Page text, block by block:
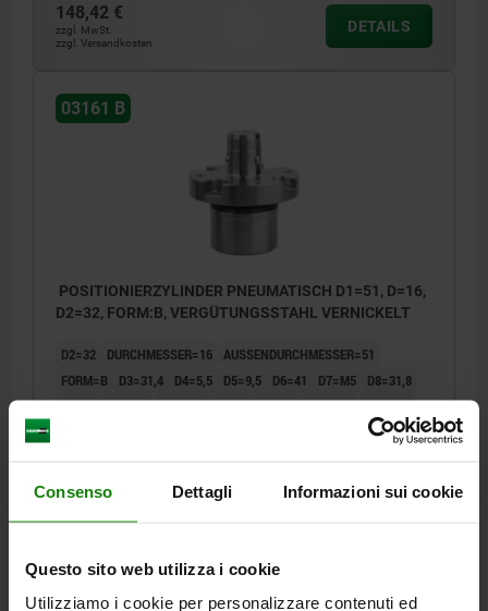
Consenso Dettagli Informazioni sui cookie
Questo sito web utilizza i cookie
Utilizziamo i cookie per personalizzare contenuti ed
148,42 €
zzgl. MwSt.
zzgl. Versandkosten
DETAILS
03161 B
POSITIONIERZYLINDER PNEUMATISCH D1=51, D=16,
D2=32, FORM:B, VERGÜTUNGSSTAHL VERNICKELT
D2=32 DURCHMESSER=16 AUSSENDURCHMESSER=51
FORM=B
D3=31,4 D4=5,5 D5=9,5 D6=41 D7=M5
D8=31,8
D9=20 D10=52 D11=M5 H=8,5 H2=9,5 H1=25,5 H3=28,5
HALTEKRAFT F1 N=350
185,24 €